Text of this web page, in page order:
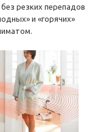
резких перепадов
и «горячих»